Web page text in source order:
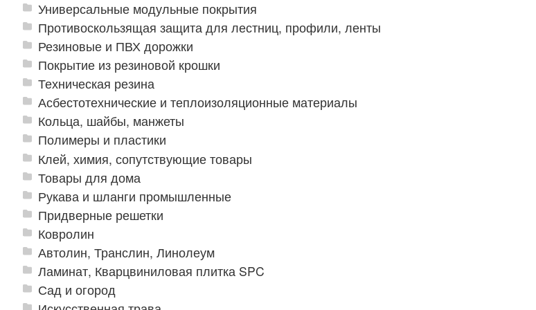
Универсальные модульные покрытия
Противоскользящая защита для лестниц, профили, ленты
Резиновые и ПВХ дорожки
Покрытие из резиновой крошки
Техническая резина
Асбестотехнические и теплоизоляционные материалы
Кольца, шайбы, манжеты
Полимеры и пластики
Клей, химия, сопутствующие товары
Товары для дома
Рукава и шланги промышленные
Придверные решетки
Ковролин
Автолин, Транслин, Линолеум
Ламинат, Кварцвиниловая плитка SPC
Сад и огород